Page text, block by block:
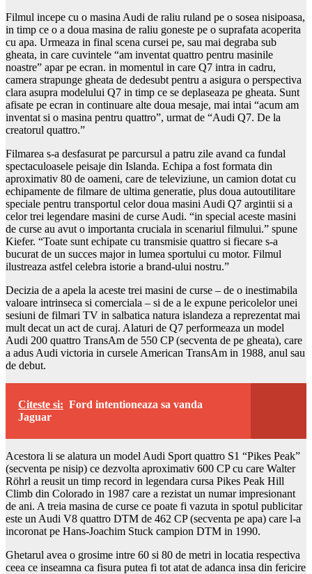
Filmul incepe cu o masina Audi de raliu ruland pe o sosea nisipoasa,
in timp ce o a doua masina de raliu goneste pe o suprafata acoperita
cu apa. Urmeaza in final scena cursei pe, sau mai degraba sub
gheata, in care cuvintele “am inventat quattro pentru masinile
noastre” apar pe ecran. in momentul in care Q7 intra in cadru,
camera strapunge gheata de dedesubt pentru a asigura o perspectiva
clara asupra modelului Q7 in timp ce se deplaseaza pe gheata. Sunt
afisate pe ecran in continuare alte doua mesaje, mai intai “acum am
inventat si o masina pentru quattro”, urmat de “Audi Q7. De la
creatorul quattro.”
Filmarea s-a desfasurat pe parcursul a patru zile avand ca fundal
spectaculoasele peisaje din Islanda. Echipa a fost formata din
aproximativ 80 de oameni, care de televiziune, un camion dotat cu
echipamente de filmare de ultima generatie, plus doua autoutilitare
speciale pentru transportul celor doua masini Audi Q7 argintii si a
celor trei legendare masini de curse Audi. “in special aceste masini
de curse au avut o importanta cruciala in scenariul filmului.” spune
Kiefer. “Toate sunt echipate cu transmisie quattro si fiecare s-a
bucurat de un succes major in lumea sportului cu motor. Filmul
ilustreaza astfel celebra istorie a brand-ului nostru.”
Decizia de a apela la aceste trei masini de curse – de o inestimabila
valoare intrinseca si comerciala – si de a le expune pericolelor unei
sesiuni de filmari TV in salbatica natura islandeza a reprezentat mai
mult decat un act de curaj. Alaturi de Q7 performeaza un model
Audi 200 quattro TransAm de 550 CP (secventa de pe gheata), care
a adus Audi victoria in cursele American TransAm in 1988, anul sau
de debut.
Citeste si: Ford intentioneaza sa vanda
Jaguar
Acestora li se alatura un model Audi Sport quattro S1 “Pikes Peak”
(secventa pe nisip) ce dezvolta aproximativ 600 CP cu care Walter
Röhrl a reusit un timp record in legendara cursa Pikes Peak Hill
Climb din Colorado in 1987 care a rezistat un numar impresionant
de ani. A treia masina de curse ce poate fi vazuta in spotul publicitar
este un Audi V8 quattro DTM de 462 CP (secventa pe apa) care l-a
incoronat pe Hans-Joachim Stuck campion DTM in 1990.
Ghetarul avea o grosime intre 60 si 80 de metri in locatia respectiva
ceea ce inseamna ca fisura putea fi tot atat de adanca insa din fericire